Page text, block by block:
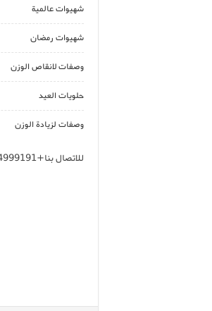
شهيوات عالمية
شهيوات رمضان
وصفات لانقاص الوزن
حلويات العيد
وصفات لزيادة الوزن
للاتصال بنا+212614999191